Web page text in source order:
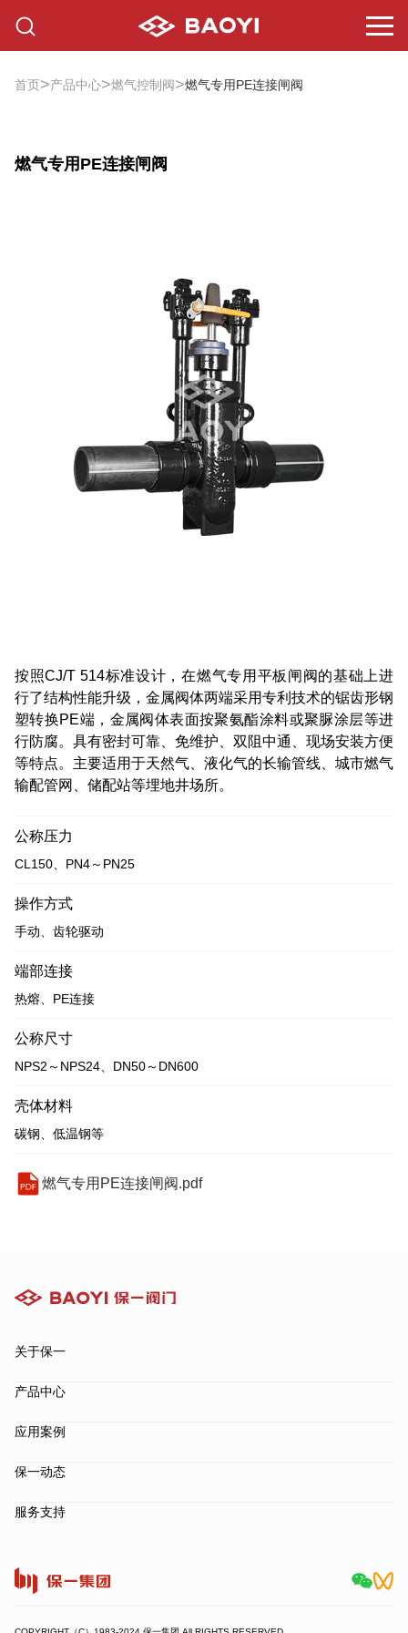
首页>产品中心>燃气控制阀>燃气专用PE连接闸阀
燃气专用PE连接闸阀
按照CJ/T 514标准设计，在燃气专用平板闸阀的基础上进
行了结构性能升级，金属阀体两端采用专利技术的锯齿形钢
塑转换PE端，金属阀体表面按聚氨酯涂料或聚脲涂层等进
行防腐。具有密封可靠、免维护、双阻中通、现场安装方便
等特点。主要适用于天然气、液化气的长输管线、城市燃气
输配管网、储配站等埋地井场所。
公称压力
CL150、PN4～PN25
操作方式
手动、齿轮驱动
端部连接
热熔、PE连接
公称尺寸
NPS2～NPS24、DN50～DN600
壳体材料
碳钢、低温钢等
燃气专用PE连接闸阀.pdf
关于保一
产品中心
应用案例
保一动态
服务支持